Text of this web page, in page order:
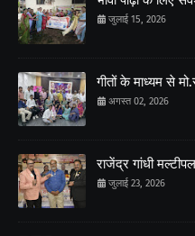
जुलाई 15, 2026
गीतों के माध्यम से
अगस्त 02, 2026
राजेंद्र गांधी
जुलाई 23, 2026